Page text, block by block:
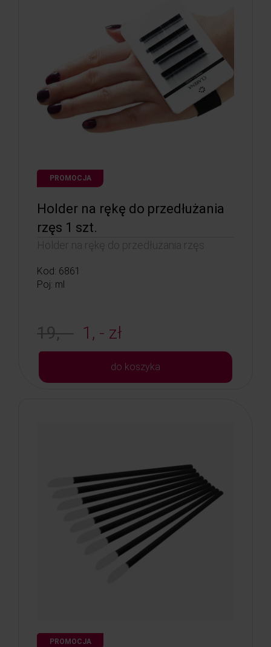
PROMOCJA
Holder na rękę do przedłużania
rzęs 1 szt.
Holder na rękę do przedłużania rzęs
Kod: 6861
Poj: ml
19, - 1, - zł
do koszyka
PROMOCJA